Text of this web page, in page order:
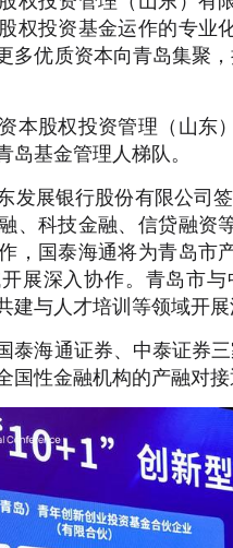
权投资基金运作的专业
多优质资本向青岛集聚
本股权投资管理（山东
岛基金管理人梯队。
发展银行股份有限公司
、科技金融、信贷融资
，国泰海通将为青岛市
展深入协作。青岛市
建与人才培训等领域开
泰海通证券、中泰证券
国性金融机构的产融对